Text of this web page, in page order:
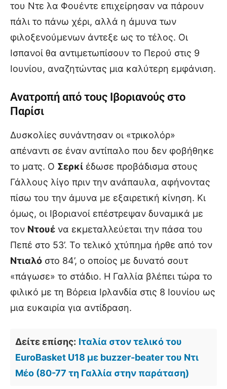
του Ντε λα Φουέντε επιχείρησαν να πάρουν
πάλι το πάνω χέρι, αλλά η άμυνα των
φιλοξενούμενων άντεξε ως το τέλος. Οι
Ισπανοί θα αντιμετωπίσουν το Περού στις 9
Ιουνίου, αναζητώντας μια καλύτερη εμφάνιση.
Ανατροπή από τους Ιβοριανούς στο
Παρίσι
Δυσκολίες συνάντησαν οι «τρικολόρ»
απέναντι σε έναν αντίπαλο που δεν φοβήθηκε
το ματς. Ο Σερκί έδωσε προβάδισμα στους
Γάλλους λίγο πριν την ανάπαυλα, αφήνοντας
πίσω του την άμυνα με εξαιρετική κίνηση. Κι
όμως, οι Ιβοριανοί επέστρεψαν δυναμικά με
τον Ντουέ να εκμεταλλεύεται την πάσα του
Πεπέ στο 53’. Το τελικό χτύπημα ήρθε από τον
Ντιαλό στο 84’, ο οποίος με δυνατό σουτ
«πάγωσε» το στάδιο. Η Γαλλία βλέπει τώρα το
φιλικό με τη Βόρεια Ιρλανδία στις 8 Ιουνίου ως
μια ευκαιρία για αντίδραση.
Δείτε επίσης: Ιταλία στον τελικό του
EuroBasket U18 με buzzer-beater του Ντι
Μέο (80-77 τη Γαλλία στην παράταση)